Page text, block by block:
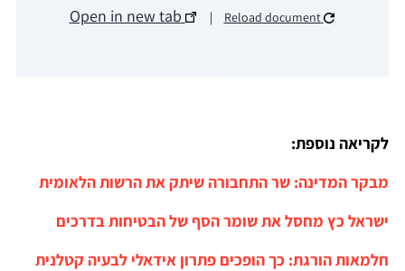
Reload document
|
לקריאה נוספת:
מבקר המדינה: שר התחבורה שיתק את הרשות הלאומית
ישראל כץ מחסל את שומר הסף של הבטיחות בדרכים
חלמאות הורגת: כך הופכים פתרון אידאלי לבעיה קטלנית